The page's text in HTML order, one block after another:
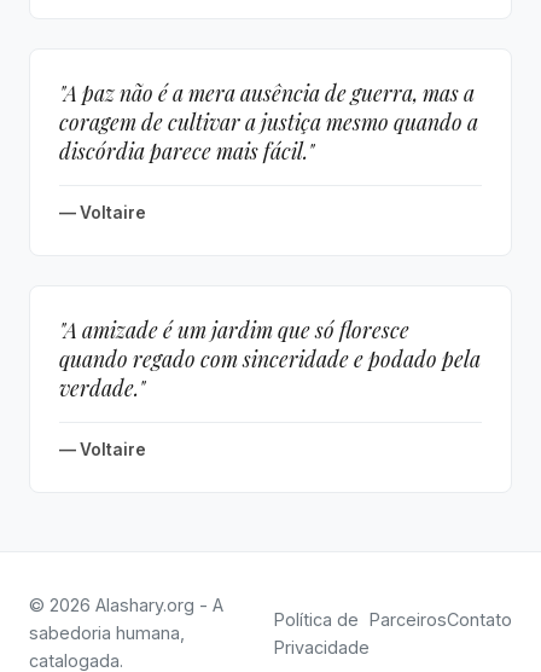
"A paz não é a mera ausência de guerra, mas a
coragem de cultivar a justiça mesmo quando a
discórdia parece mais fácil."
— Voltaire
"A amizade é um jardim que só floresce
quando regado com sinceridade e podado pela
verdade."
— Voltaire
© 2026 Alashary.org - A
sabedoria humana,
catalogada.
Política de
Privacidade
ParceirosContato